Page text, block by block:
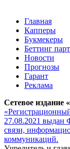
Главная
Капперы
Букмекеры
Беттинг
Новости
Прогнозы
Гарант
Реклама
Сетевое издание
27.08.2021 выдан
связи,
коммуникаций.